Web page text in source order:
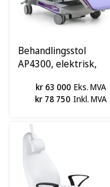
Behandlingsstol
AP4300, elektrisk,
kr 63 000 Eks. MVA
kr 78 750 Inkl. MVA